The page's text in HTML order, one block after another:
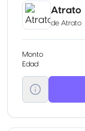
Atrato
de Atrato
Monto
Edad